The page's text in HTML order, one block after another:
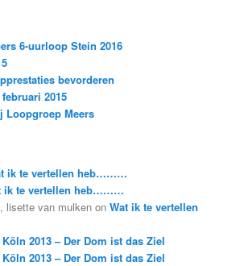
6-uurloop Stein 2016
bevorderen
2015
Loopgroep Meers
ik te vertellen heb………
ik te vertellen heb………
lisette van mulken onWat ik te vertellen
2013 – Der Dom ist das Ziel
2013 – Der Dom ist das Ziel